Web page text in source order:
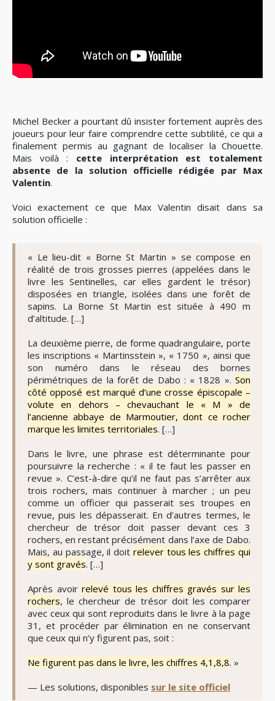
Michel Becker a pourtant dû insister fortement auprès des
joueurs pour leur faire comprendre cette subtilité, ce qui a
finalement permis au gagnant de localiser la Chouette.
Mais voilà : cette interprétation est totalement
absente de la solution officielle rédigée par Max
Valentin.
Voici exactement ce que Max Valentin disait dans sa
solution officielle :
« Le lieu-dit « Borne St Martin » se compose en
réalité de trois grosses pierres (appelées dans le
livre les Sentinelles, car elles gardent le trésor)
disposées en triangle, isolées dans une forêt de
sapins. La Borne St Martin est située à 490 m
d’altitude. […]
La deuxième pierre, de forme quadrangulaire, porte
les inscriptions « Martinsstein », « 1750 », ainsi que
son numéro dans le réseau des bornes
périmétriques de la forêt de Dabo : « 1828 ». Son
côté opposé est marqué d’une crosse épiscopale –
volute en dehors – chevauchant le « M » de
l’ancienne abbaye de Marmoutier, dont ce rocher
marque les limites territoriales. […]
Dans le livre, une phrase est déterminante pour
poursuivre la recherche : « il te faut les passer en
revue ». C’est-à-dire qu’il ne faut pas s’arrêter aux
trois rochers, mais continuer à marcher ; un peu
comme un officier qui passerait ses troupes en
revue, puis les dépasserait. En d’autres termes, le
chercheur de trésor doit passer devant ces 3
rochers, en restant précisément dans l’axe de Dabo.
Mais, au passage, il doit relever tous les chiffres qui
y sont gravés. […]
Après avoir relevé tous les chiffres gravés sur les
rochers, le chercheur de trésor doit les comparer
avec ceux qui sont reproduits dans le livre à la page
31, et procéder par élimination en ne conservant
que ceux qui n’y figurent pas, soit :
Ne figurent pas dans le livre, les chiffres 4,1,8,8. »
— Les solutions, disponibles sur le site officiel